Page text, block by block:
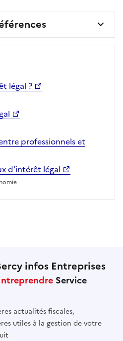
légal ?
professionnels et
d’intérêt légal
infos Entreprises
Service
actualités fiscales,
utiles à la gestion de votre